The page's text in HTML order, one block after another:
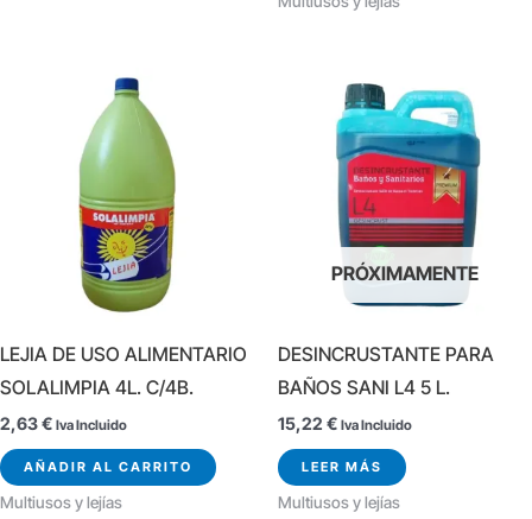
LEJIA DE USO ALIMENTARIO
SOLALIMPIA 4L. C/4B.
2,63€ Iva Incluido
AÑADIR AL CARRITO
Multiusos y lejías
PRÓXIMAMENTE
DESINCRUSTANTE PARA
BAÑOS SANI L4 5 L.
15,22 € Iva Incluido
LEER MÁS
Multiusos y lejías